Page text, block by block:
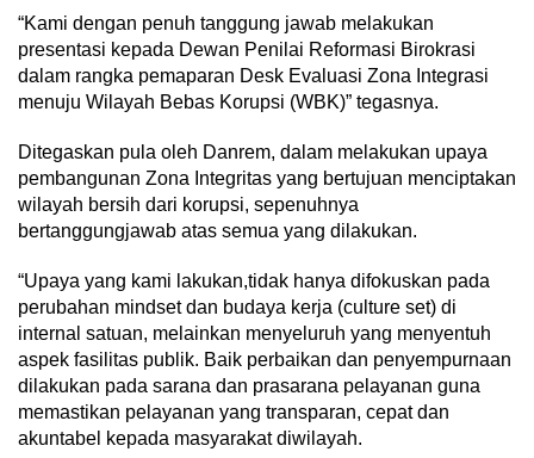
“Kami dengan penuh tanggung jawab melakukan
presentasi kepada Dewan Penilai Reformasi Birokrasi
dalam rangka pemaparan Desk Evaluasi Zona Integrasi
menuju Wilayah Bebas Korupsi (WBK)” tegasnya.
Ditegaskan pula oleh Danrem, dalam melakukan upaya
pembangunan Zona Integritas yang bertujuan menciptakan
wilayah bersih dari korupsi, sepenuhnya
bertanggungjawab atas semua yang dilakukan.
“Upaya yang kami lakukan,tidak hanya difokuskan pada
perubahan mindset dan budaya kerja (culture set) di
internal satuan, melainkan menyeluruh yang menyentuh
aspek fasilitas publik. Baik perbaikan dan penyempurnaan
dilakukan pada sarana dan prasarana pelayanan guna
memastikan pelayanan yang transparan, cepat dan
akuntabel kepada masyarakat diwilayah.